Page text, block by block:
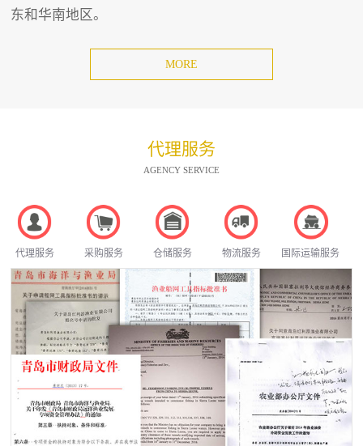
东和华南地区。
MORE
代理服务
AGENCY SERVICE
代理服务 采购服务 仓储服务 物流服务 国际运输服务